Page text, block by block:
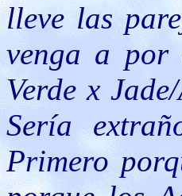
lleve las
venga a por
Verde x
Sería
Primero